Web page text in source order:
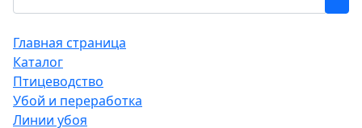
Главная страница
Каталог
Птицеводство
Убой и переработка
Линии убоя